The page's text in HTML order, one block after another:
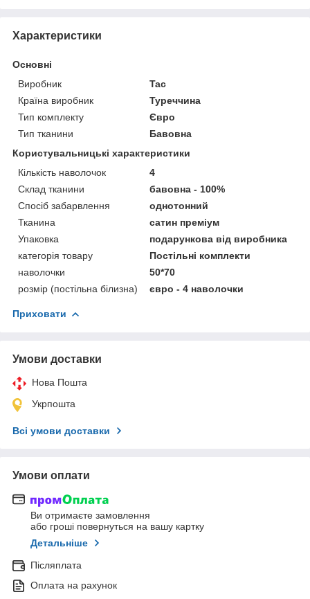
Характеристики
Основні
Виробник
Tac
Країна виробник
Туреччина
Тип комплекту
Євро
Тип тканини
Бавовна
Користувальницькі характеристики
Кількість наволочок
4
Склад тканини
бавовна - 100%
Спосіб забарвлення
однотонний
Тканина
сатин преміум
Упаковка
подарункова від виробника
категорія товару
Постільні комплекти
наволочки
50*70
розмір (постільна білизна)
євро - 4 наволочки
Приховати
Умови доставки
Нова Пошта
Укрпошта
Всі умови доставки
Умови оплати
Ви отримаєте замовлення
або гроші повернуться на вашу картку
Детальніше
Післяплата
Оплата на рахунок